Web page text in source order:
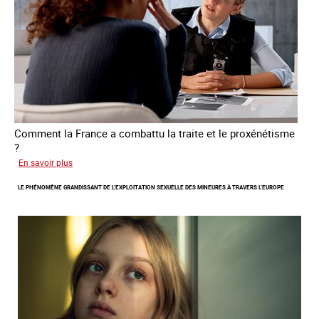
victimes
traite
Comment la France a combattu la traite et le proxénétisme
?
En savoir plus
regard
l'OCRTEH
l'exploitation
sexuelle
en
France
LE PHÉNOMÈNE GRANDISSANT DE L’EXPLOITATION SEXUELLE DES MINEURES À TRAVERS L’EUROPE